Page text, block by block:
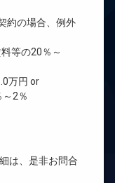
の場合、例外
等の20％～
万円 or
2％
は、是非お問合